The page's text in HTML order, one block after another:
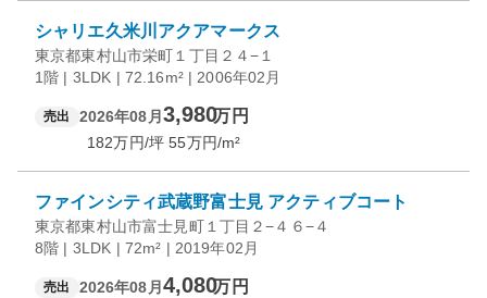
シャリエ久米川アクアマークス
東京都東村山市栄町１丁目２４−１
1階 | 3LDK | 72.16m² | 2006年02月
売出 2026年08月 3,980万円
182万円/坪 55万円/m²
ファインシティ武蔵野富士見 アクティブコート
東京都東村山市富士見町１丁目２−４６−４
8階 | 3LDK | 72m² | 2019年02月
売出 2026年08月 4,080万円